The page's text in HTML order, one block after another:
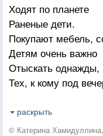
Ходят по планете
Раненые дети.
Покупают мебель,
Детям очень важно
Отыскать однажды,
Тех, к кому под
Раненые дети
Ненавидят ветер,
раскрыть
© Катерина